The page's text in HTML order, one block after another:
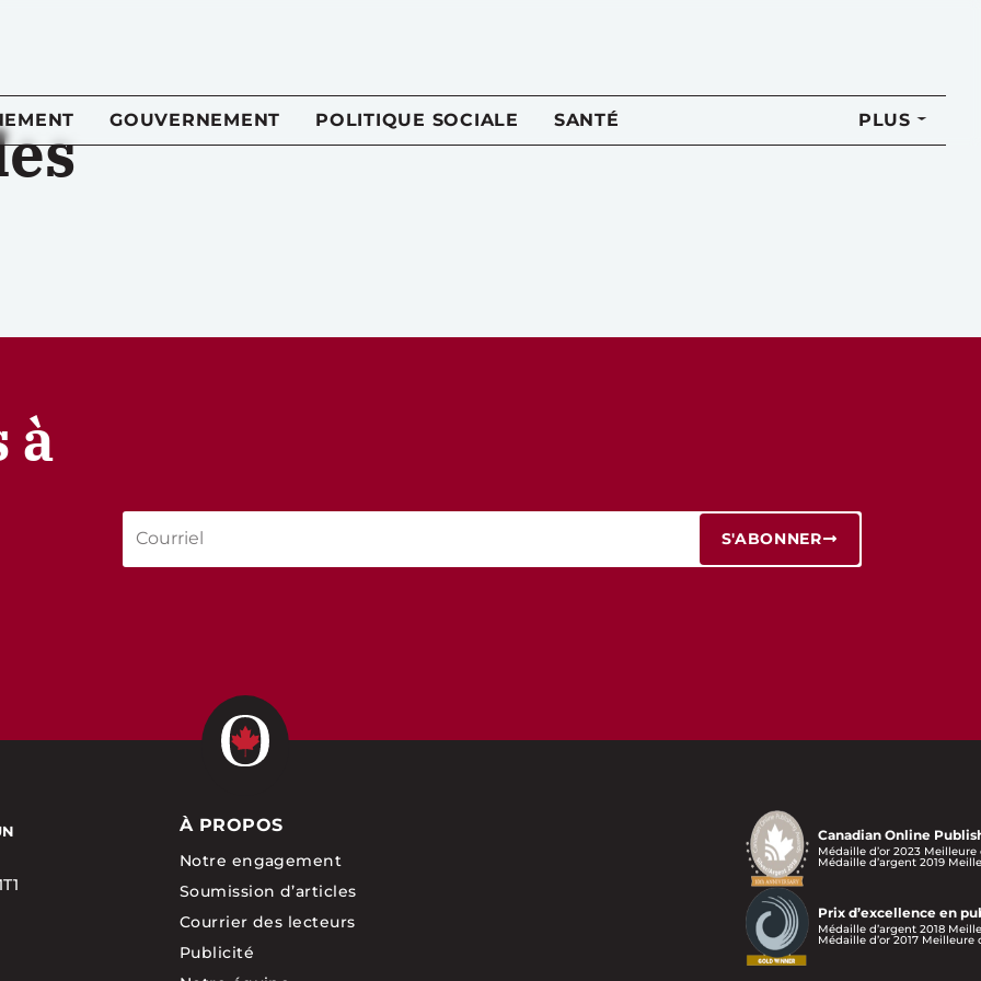
GOUVERNEMENT POLITIQUE SOCIALE SANTÉ PLUS
à
S'ABONNER
À PROPOS
Notre engagement
Soumission d’articles
Courrier des lecteurs
Publicité
Canadian Online
Médaille d’or 2023
Médaille d’argent 2019
Prix d’excellence en
Médaille d’argent 2018
Médaille d’or 2017 Meilleure